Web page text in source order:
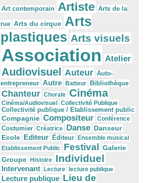
Art contemporain Artiste Arts de la
rue Arts du cirque Arts
plastiques Arts visuels
Association Atelier
Audiovisuel Auteur Auto-
entrepreneur Autre Batteur Bibliothèque
Chanteur Chorale Cinéma
Cinéma/Audiovisuel
Collectivité Publique
Collectivité publique / Etablissement public
Compagnie Compositeur Conférence
Costumier Créatrice Danse Danseur
Ecole Editeur Éditeur
Ensemble musical
Etablissement Public Festival Galerie
Groupe
Histoire Individuel
Intervenant Lecture lecture publique
Lecture publique Lieu de